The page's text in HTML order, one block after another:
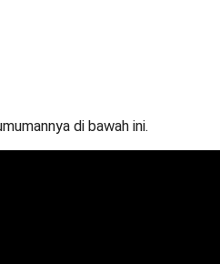
di bawah ini.